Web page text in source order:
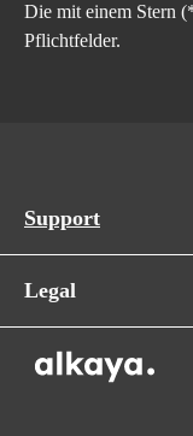
Die mit einem Stern
Pflichtfelder.
Support
Legal